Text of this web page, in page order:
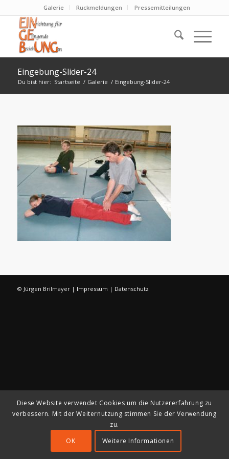
Galerie Rückmeldungen Pressemitteilungen
Eingebung-Slider-24
Du bist hier: Startseite / Galerie / Eingebung-Slider-24
© Jürgen Brilmayer | Impressum | Datenschutz
Diese Website verwendet Cookies um die Nutzererfahrung zu
verbessern. Mit der Weiternutzung stimmen Sie der Verwendung
zu.
OK
Weitere Informationen